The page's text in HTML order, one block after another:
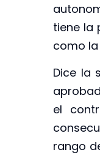
tiene la
como
Dice la
el
rango